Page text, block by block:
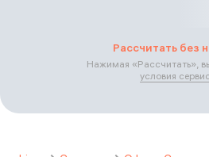
Рассчитать без
Нажимая «Рассчитать»,
условия